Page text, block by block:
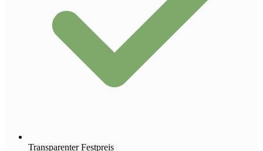
Transparenter Festpreis